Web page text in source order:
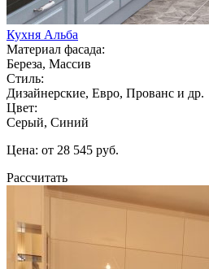
Кухня Альба
Материал фасада:
Береза, Массив
Стиль:
Дизайнерские, Евро, Прованс и др.
Цвет:
Серый, Синий
Цена: от 28 545 руб.
Рассчитать